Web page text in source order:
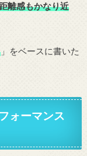
離感もかなり近
」をベースに書いた
ォーマンス